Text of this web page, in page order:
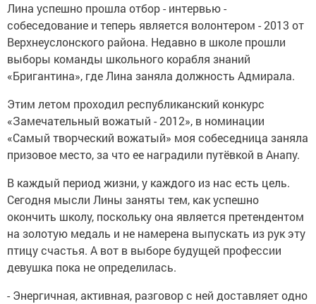
Лина успешно прошла отбор - интервью -
собеседование и теперь является волонтером - 2013 от
Верхнеуслонского района. Недавно в школе прошли
выборы команды школьного корабля знаний
«Бригантина», где Лина заняла должность Адмирала.
Этим летом проходил республиканский конкурс
«Замечательный вожатый - 2012», в номинации
«Самый творческий вожатый» моя собеседница заняла
призовое место, за что ее наградили путёвкой в Анапу.
В каждый период жизни, у каждого из нас есть цель.
Сегодня мысли Лины заняты тем, как успешно
окончить школу, поскольку она является претендентом
на золотую медаль и не намерена выпускать из рук эту
птицу счастья. А вот в выборе будущей профессии
девушка пока не определилась.
- Энергичная, активная, разговор с ней доставляет одно